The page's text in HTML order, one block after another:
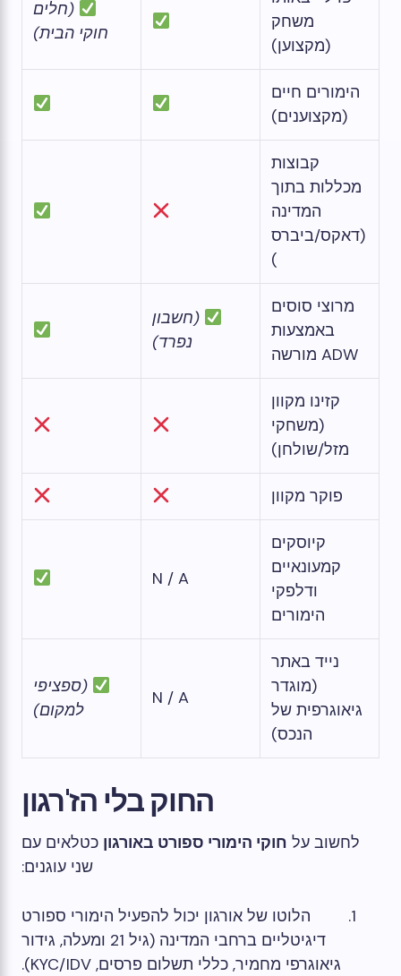
משחק
(מקצוען)
(חלים
חוקי הבית)
הימורים חיים
(מקצוענים)
קבוצות
מכללות בתוך
המדינה
(דאקס/ביברס
)
מרוצי סוסים
באמצעות
ADW מורשה
(חשבון
נפרד)
קזינו מקוון
(משחקי
מזל/שולחן)
פוקר מקוון
קיוסקים
קמעונאיים
ודלפקי
הימורים
N / A
נייד באתר
(מוגדר
גיאוגרפית של
הנכס)
N / A
(ספציפי
למקום)
החוק בלי הז'רגון
לחשוב על חוקי הימורי ספורט באורגון כטלאים עם
שני עוגנים:
הלוטו של אורגון יכול להפעיל הימורי ספורט
דיגיטליים ברחבי המדינה (גיל 21 ומעלה, גידור
גיאוגרפי מחמיר, כללי תשלום פרסים, KYC/IDV).